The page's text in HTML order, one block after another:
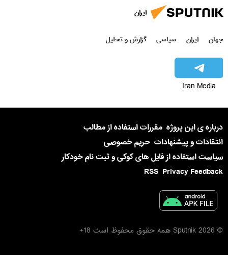
ایران
جهان ایران سیاسی گزارش و تحلیل
Iran Media
درباره ی این پروژه مقررات استفاده از مطالب
انتقادات و پیشنهادات حریم خصوصی
سیاست استفاده از فایل های کوکی و ثبت نام خودکار
Privacy Feedback
RSS
© 2026 Sputnik همه حقوق محفوظ است 18+